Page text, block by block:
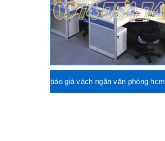
báo giá vách ngăn văn phòng hcm